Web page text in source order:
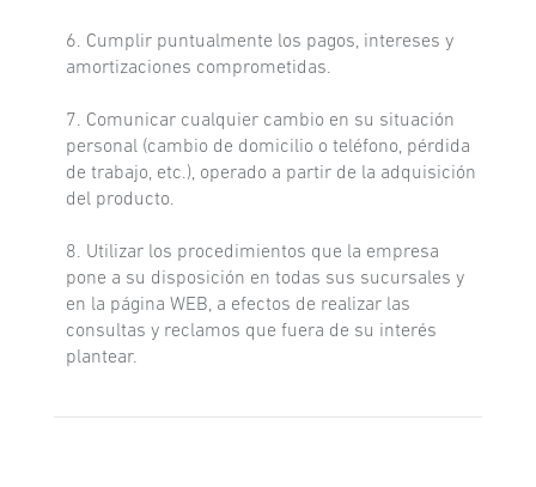
6. Cumplir puntualmente los pagos, intereses y
amortizaciones comprometidas.
7. Comunicar cualquier cambio en su situación
personal (cambio de domicilio o teléfono, pérdida
de trabajo, etc.), operado a partir de la adquisición
del producto.
8. Utilizar los procedimientos que la empresa
pone a su disposición en todas sus sucursales y
en la página WEB, a efectos de realizar las
consultas y reclamos que fuera de su interés
plantear.